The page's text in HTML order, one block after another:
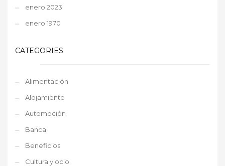
enero 2023
enero 1970
CATEGORIES
Alimentación
Alojamiento
Automoción
Banca
Beneficios
Cultura y ocio